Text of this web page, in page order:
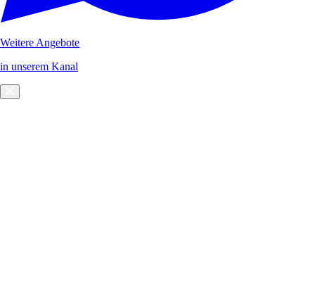
Weitere Angebote
in unserem Kanal